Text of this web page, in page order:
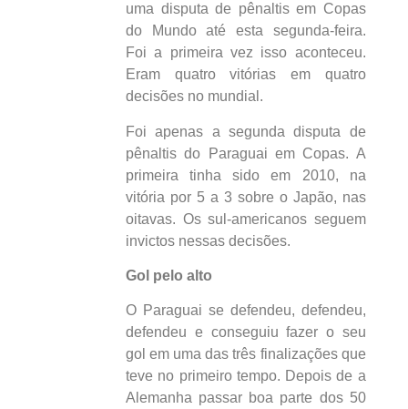
uma disputa de pênaltis em Copas
do Mundo até esta segunda-feira.
Foi a primeira vez isso aconteceu.
Eram quatro vitórias em quatro
decisões no mundial.
Foi apenas a segunda disputa de
pênaltis do Paraguai em Copas. A
primeira tinha sido em 2010, na
vitória por 5 a 3 sobre o Japão, nas
oitavas. Os sul-americanos seguem
invictos nessas decisões.
Gol pelo alto
O Paraguai se defendeu, defendeu,
defendeu e conseguiu fazer o seu
gol em uma das três finalizações que
teve no primeiro tempo. Depois de a
Alemanha passar boa parte dos 50